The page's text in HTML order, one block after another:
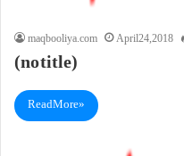
maqbooliya.com April 24, 2018
(no title)
Read More »